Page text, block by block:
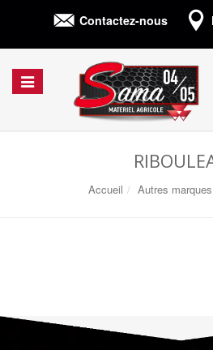
Contactez-nous
Afficher/cacher
la
Accueil Autres marques